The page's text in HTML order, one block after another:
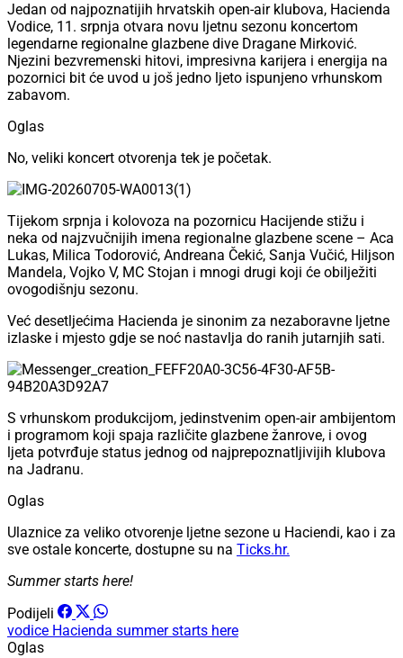
Jedan od najpoznatijih hrvatskih open-air klubova, Hacienda
Vodice, 11. srpnja otvara novu ljetnu sezonu koncertom
legendarne regionalne glazbene dive Dragane Mirković.
Njezini bezvremenski hitovi, impresivna karijera i energija na
pozornici bit će uvod u još jedno ljeto ispunjeno vrhunskom
zabavom.
Oglas
No, veliki koncert otvorenja tek je početak.
Tijekom srpnja i kolovoza na pozornicu Hacijende stižu i
neka od najzvučnijih imena regionalne glazbene scene – Aca
Lukas, Milica Todorović, Andreana Čekić, Sanja Vučić, Hiljson
Mandela, Vojko V, MC Stojan i mnogi drugi koji će obilježiti
ovogodišnju sezonu.
Već desetljećima Hacienda je sinonim za nezaboravne ljetne
izlaske i mjesto gdje se noć nastavlja do ranih jutarnjih sati.
S vrhunskom produkcijom, jedinstvenim open-air ambijentom
i programom koji spaja različite glazbene žanrove, i ovog
ljeta potvrđuje status jednog od najprepoznatljivijih klubova
na Jadranu.
Oglas
Ulaznice za veliko otvorenje ljetne sezone u Haciendi, kao i za
sve ostale koncerte, dostupne su na Ticks.hr⁠.
Summer starts here!
Podijeli
vodice Hacienda summer starts here
Oglas